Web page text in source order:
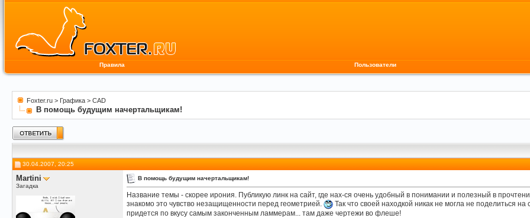
Правила Пользователи
Foxter.ru > Графика > CAD
В помощь будущим начертальщикам!
30.04.2007, 20:25
Martini
Загадка
В помощь будущим начертальщикам!
Название темы - скорее ирония. Публикую линк на сайт, где нах-ся очень удобный в понимании и полезный в
знакомо это чувство незащищенности перед геометрией.
Так что своей находкой никак не могла не поделиться
придется по вкусу самым законченным ламмерам... там даже чертежи во флеше!